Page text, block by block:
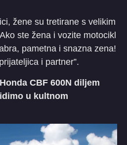
žene su tretirane s velikim
ste žena i vozite motocikl
pametna i snazna zena!
i partner”.
CBF 600N diljem
u kultnom